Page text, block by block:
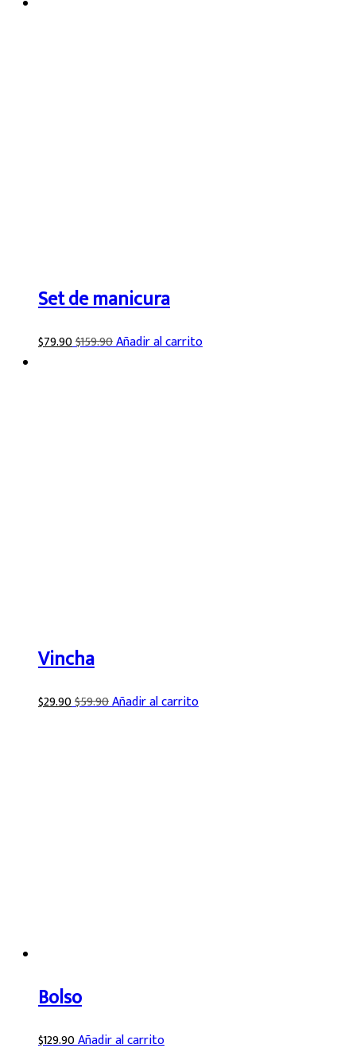
Set de manicura
$79.90$159.90Añadir al carrito
Vincha
$29.90$59.90Añadir al carrito
Bolso
$129.90Añadir al carrito